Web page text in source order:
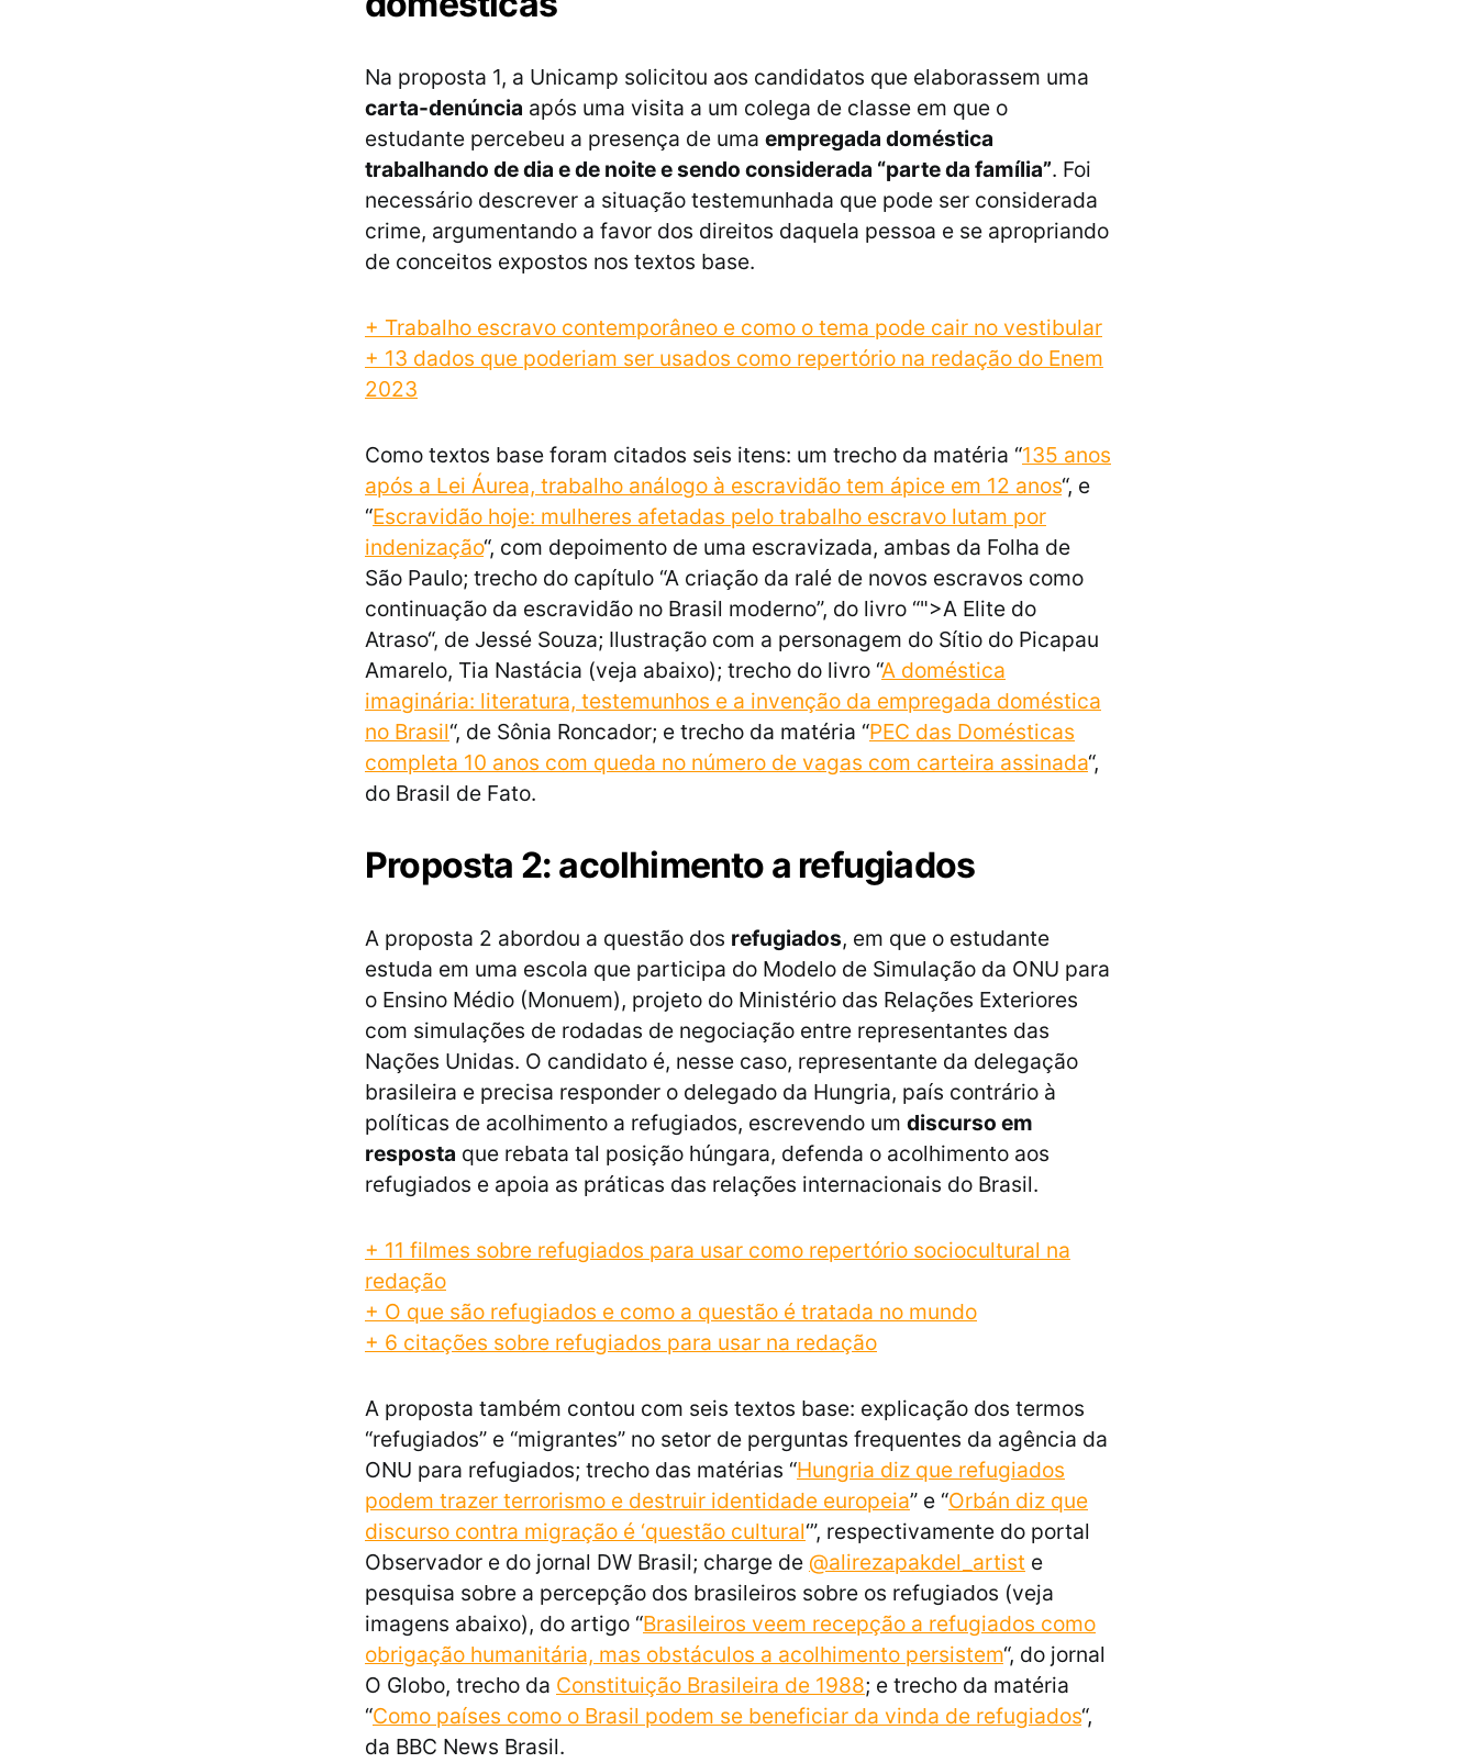
Na proposta 1, a Unicamp solicitou aos candidatos que elaborassem uma
carta-denúncia após uma visita a um colega de classe em que o
estudante percebeu a presença de uma empregada doméstica
trabalhando de dia e de noite e sendo considerada “parte da família”. Foi
necessário descrever a situação testemunhada que pode ser considerada
crime, argumentando a favor dos direitos daquela pessoa e se apropriando
de conceitos expostos nos textos base.
+ Trabalho escravo contemporâneo e como o tema pode cair no vestibular
+ 13 dados que poderiam ser usados como repertório na redação do Enem
2023
Como textos base foram citados seis itens: um trecho da matéria “135 anos
após a Lei Áurea, trabalho análogo à escravidão tem ápice em 12 anos“, e
“Escravidão hoje: mulheres afetadas pelo trabalho escravo lutam por
indenização“, com depoimento de uma escravizada, ambas da Folha de
São Paulo; trecho do capítulo “A criação da ralé de novos escravos como
continuação da escravidão no Brasil moderno”, do livro “">A Elite do
Atraso“, de Jessé Souza; Ilustração com a personagem do Sítio do Picapau
Amarelo, Tia Nastácia (veja abaixo); trecho do livro “A doméstica
imaginária: literatura, testemunhos e a invenção da empregada doméstica
no Brasil“, de Sônia Roncador; e trecho da matéria “PEC das Domésticas
completa 10 anos com queda no número de vagas com carteira assinada“,
do Brasil de Fato.
Proposta 2: acolhimento a refugiados
A proposta 2 abordou a questão dos refugiados, em que o estudante
estuda em uma escola que participa do Modelo de Simulação da ONU para
o Ensino Médio (Monuem), projeto do Ministério das Relações Exteriores
com simulações de rodadas de negociação entre representantes das
Nações Unidas. O candidato é, nesse caso, representante da delegação
brasileira e precisa responder o delegado da Hungria, país contrário à
políticas de acolhimento a refugiados, escrevendo um discurso em
resposta que rebata tal posição húngara, defenda o acolhimento aos
refugiados e apoia as práticas das relações internacionais do Brasil.
+ 11 filmes sobre refugiados para usar como repertório sociocultural na
redação
+ O que são refugiados e como a questão é tratada no mundo
+ 6 citações sobre refugiados para usar na redação
A proposta também contou com seis textos base: explicação dos termos
“refugiados” e “migrantes” no setor de perguntas frequentes da agência da
ONU para refugiados; trecho das matérias “Hungria diz que refugiados
podem trazer terrorismo e destruir identidade europeia” e “Orbán diz que
discurso contra migração é ‘questão cultural‘”, respectivamente do portal
Observador e do jornal DW Brasil; charge de @alirezapakdel_artist e
pesquisa sobre a percepção dos brasileiros sobre os refugiados (veja
imagens abaixo), do artigo “Brasileiros veem recepção a refugiados como
obrigação humanitária, mas obstáculos a acolhimento persistem“, do jornal
O Globo, trecho da Constituição Brasileira de 1988; e trecho da matéria
“Como países como o Brasil podem se beneficiar da vinda de refugiados“,
da BBC News Brasil.